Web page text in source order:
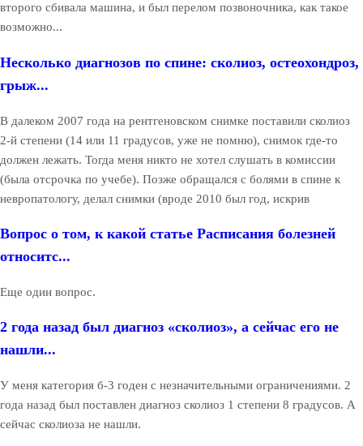
второго сбивала машина, и был перелом позвоночника, как такое
возможно...
Несколько диагнозов по спине: сколиоз, остеохондроз,
грыж...
В далеком 2007 года на рентгеновском снимке поставили сколиоз
2-й степени (14 или 11 градусов, уже не помню), снимок где-то
должен лежать. Тогда меня никто не хотел слушать в комиссии
(была отсрочка по учебе). Позже обращался с болями в спине к
невропатологу, делал снимки (вроде 2010 был год, искрив
Вопрос о том, к какой статье Расписания болезней
относитс...
Еще один вопрос.
2 года назад был диагноз «сколиоз», а сейчас его не
нашли...
У меня категория б-3 годен с незначительными ограничениями. 2
года назад был поставлен диагноз сколиоз 1 степени 8 градусов. А
сейчас сколиоза не нашли.